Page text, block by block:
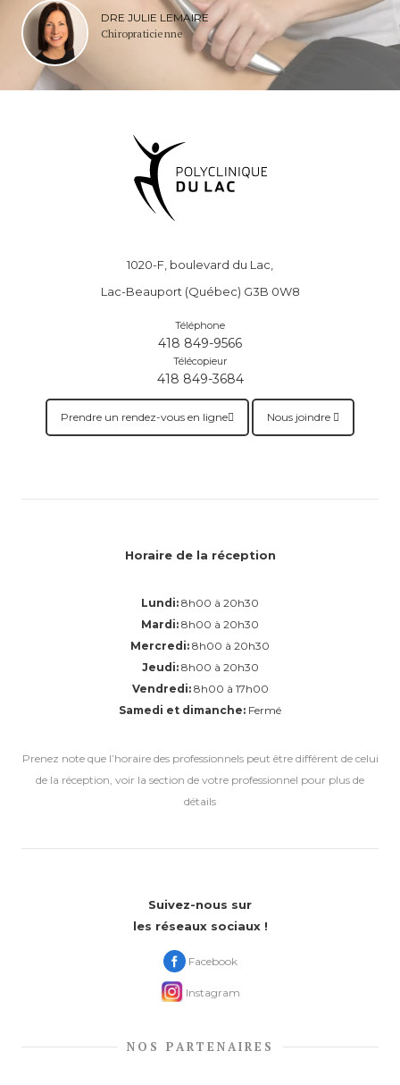
DRE JULIE LEMAIRE
Chiropraticienne
1020-F, boulevard du Lac,
Lac-Beauport (Québec) G3B 0W8
Téléphone
418 849-9566
Télécopieur
418 849-3684
Prendre un rendez-vous en ligne Nous joindre
Horaire de la réception
Lundi: 8h00 à 20h30
Mardi: 8h00 à 20h30
Mercredi: 8h00 à 20h30
Jeudi: 8h00 à 20h30
Vendredi: 8h00 à 17h00
Samedi et dimanche: Fermé
Prenez note que l’horaire des professionnels peut être différent de celui
de la réception, voir la section de votre professionnel pour plus de
détails
Suivez-nous sur
les réseaux sociaux !
Facebook
Instagram
NOS PARTENAIRES